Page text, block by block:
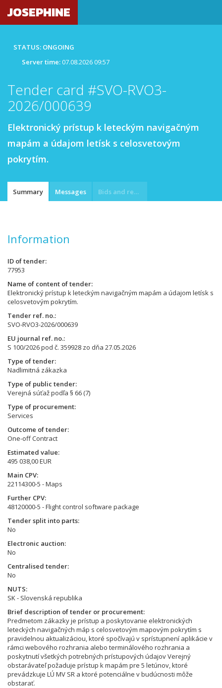
JOSEPHINE
STATUS: ONGOING
Server time:07.08.2026 09:57
Tender card #SVO-RVO3-
2026/000639
Elektronický prístup k leteckým navigačným
mapám a údajom letísk s celosvetovým
pokrytím.
Summary Messages Bids and requests
Information
ID of tender
77953
Name of content of tender
Elektronický prístup k leteckým navigačným mapám a údajom letísk s
celosvetovým pokrytím.
Tender ref. no.
SVO-RVO3-2026/000639
EU journal ref. no.
S 100/2026 pod č. 359928 zo dňa 27.05.2026
Type of tender
Nadlimitná zákazka
Type of public tender
Verejná súťaž podľa § 66 (7)
Type of procurement
Services
Outcome of tender
One-off Contract
Estimated value
495 038,00 EUR
Main CPV
22114300-5 - Maps
Further CPV
48120000-5 - Flight control software package
Tender split into parts
No
Electronic auction
No
Centralised tender
No
NUTS
SK - Slovenská republika
Brief description of tender or procurement
Predmetom zákazky je prístup a poskytovanie elektronických
leteckých navigačných máp s celosvetovým mapovým pokrytím s
pravidelnou aktualizáciou, ktoré spočívajú v sprístupnení aplikácie v
rámci webového rozhrania alebo terminálového rozhrania a
poskytnutí všetkých potrebných prístupových údajov Verejný
obstarávateľ požaduje prístup k mapám pre 5 letúnov, ktoré
prevádzkuje LÚ MV SR a ktoré potenciálne v budúcnosti môže
obstarať.